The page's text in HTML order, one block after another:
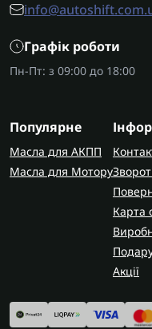
Графік роботи
Пн-Пт: з 09:00 до 18:00
Популярне
Масла для АКПП
Масла для Мотору
Карта
Акції